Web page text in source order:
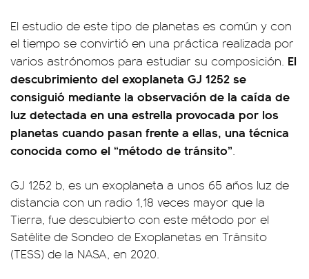
El estudio de este tipo de planetas es común y con
el tiempo se convirtió en una práctica realizada por
varios astrónomos para estudiar su composición. El
descubrimiento del exoplaneta GJ 1252 se
consiguió mediante la observación de la caída de
luz detectada en una estrella provocada por los
planetas cuando pasan frente a ellas, una técnica
conocida como el “método de tránsito”.
GJ 1252 b, es un exoplaneta a unos 65 años luz de
distancia con un radio 1,18 veces mayor que la
Tierra, fue descubierto con este método por el
Satélite de Sondeo de Exoplanetas en Tránsito
(TESS) de la NASA, en 2020.